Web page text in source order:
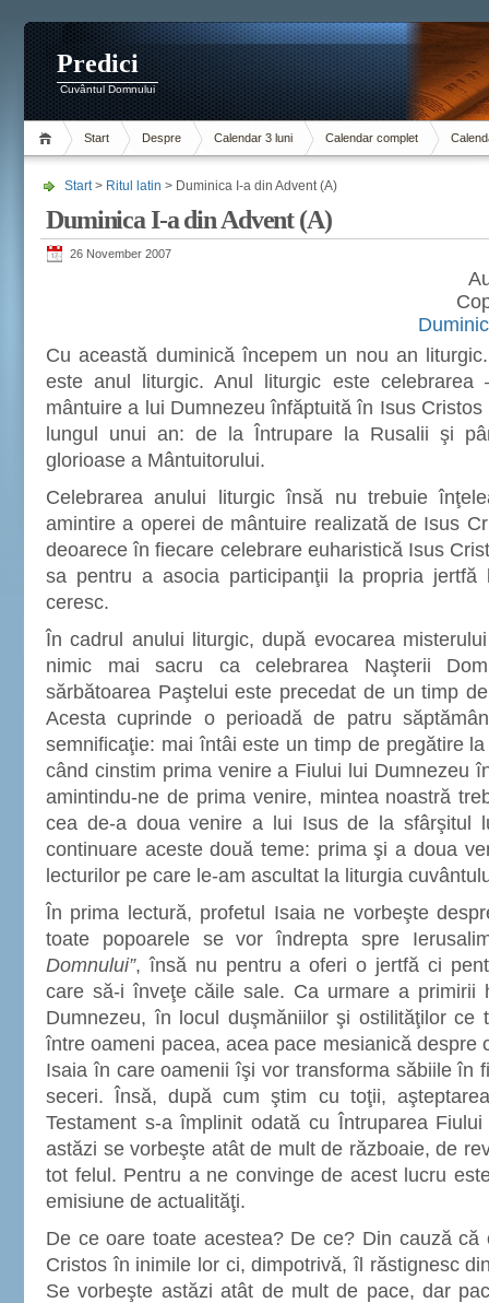
Predici
Cuvântul Domnului
Start Despre Calendar 3 luni Calendar complet
Start> Ritul latin > Duminica I-a din Advent (A)
Duminica I-a din Advent (A)
26 November 2007
Cu această duminică începem un nou an
este anul liturgic. Anul liturgic este celebrarea
mântuire a lui Dumnezeu înfăptuită în Isus
lungul unui an: de la Întrupare la Rusalii şi
glorioase a Mântuitorului.
Celebrarea anului liturgic însă nu trebuie
amintire a operei de mântuire realizată de Isus
deoarece în fiecare celebrare euharistică Isus
sa pentru a asocia participanţii la propria jertfă
ceresc.
În cadrul anului liturgic, după evocarea
nimic mai sacru ca celebrarea Naşterii
sărbătoarea Paştelui este precedat de un timp
Acesta cuprinde o perioadă de patru
semnificaţie: mai întâi este un timp de pregătire
când cinstim prima venire a Fiului lui Dumnezeu
amintindu-ne de prima venire, mintea noastră
cea de-a doua venire a lui Isus de la sfârşitul
continuare aceste două teme: prima şi a doua
lecturilor pe care le-am ascultat la liturgia
În prima lectură, profetul Isaia ne vorbeşte
toate popoarele se vor îndrepta spre
Domnului”, însă nu pentru a oferi o jertfă ci
care să-i înveţe căile sale. Ca urmare a primirii
Dumnezeu, în locul duşmăniilor şi ostilităţilor ce
între oameni pacea, acea pace mesianică despre
Isaia în care oamenii îşi vor transforma săbiile în
seceri. Însă, după cum ştim cu toţii,
Testament s-a împlinit odată cu Întruparea
astăzi se vorbeşte atât de mult de războaie, de
tot felul. Pentru a ne convinge de acest lucru
emisiune de actualităţi.
De ce oare toate acestea? De ce? Din cauză că
Cristos în inimile lor ci, dimpotrivă, îl răstignesc
Se vorbeşte astăzi atât de mult de pace, dar